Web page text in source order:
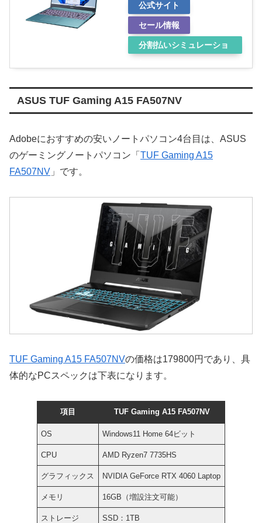
公式サイト
セール情報
分割払いシミュレーショ
ASUS TUF Gaming A15 FA507NV
Adobeにおすすめの安いノートパソコン4台目は、ASUS
のゲーミングノートパソコン「 TUF Gaming A15
FA507NV 」です。
TUF Gaming A15 FA507NVの価格は179800円であり、具
体的なPCスペックは下表になります。
項目 TUF Gaming A15 FA507NV
OS Windows11 Home 64ビット
CPU AMD Ryzen7 7735HS
グラフィックス NVIDIA GeForce RTX 4060 Laptop
メモリ 16GB（増設注文可能）
ストレージ SSD：1TB